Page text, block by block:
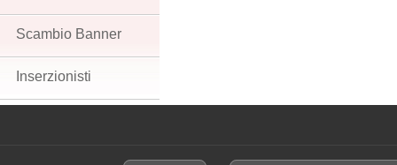
Scambio Banner
Inserzionisti